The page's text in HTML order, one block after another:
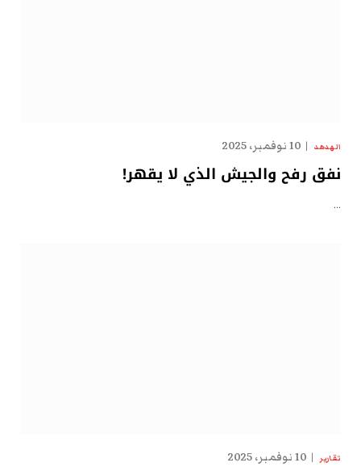
الهدهد 10 نوفمبر، 2025
نفق رفح والجيش الذي لا يقهر!
…
تقارير 10 نوفمبر، 2025